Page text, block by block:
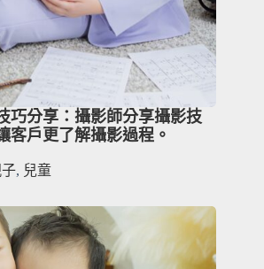
巧分享：攝影師分享攝影技
客戶更了解攝影過程。
, 兒童